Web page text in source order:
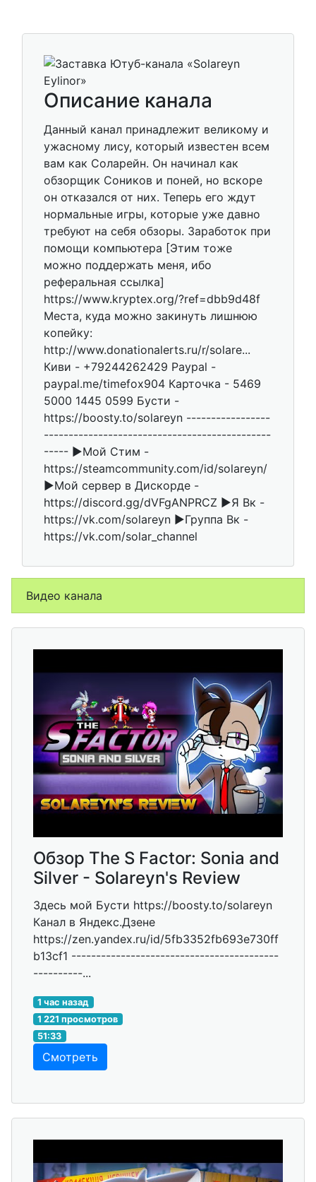
Описание канала
Данный канал принадлежит великому и
ужасному лису, который известен всем
вам как Соларейн. Он начинал как
обзорщик Соников и поней, но вскоре
он отказался от них. Теперь его ждут
нормальные игры, которые уже давно
требуют на себя обзоры. Заработок при
помощи компьютера [Этим тоже
можно поддержать меня, ибо
реферальная ссылка]
https://www.kryptex.org/?ref=dbb9d48f
Места, куда можно закинуть лишнюю
копейку:
http://www.donationalerts.ru/r/solare...
Киви - +79244262429 Paypal -
paypal.me/timefox904 Карточка - 5469
5000 1445 0599 Бусти -
https://boosty.to/solareyn -----------------
----------------------------------------------
----- ►Мой Стим -
https://steamcommunity.com/id/solareyn/
►Мой сервер в Дискорде -
https://discord.gg/dVFgANPRCZ ►Я Вк -
https://vk.com/solareyn ►Группа Вк -
https://vk.com/solar_channel
Видео канала
Обзор The S Factor: Sonia and
Silver - Solareyn's Review
Здесь мой Бусти https://boosty.to/solareyn
Канал в Яндекс.Дзене
https://zen.yandex.ru/id/5fb3352fb693e730ff
b13cf1 ------------------------------------------
----------...
1 час назад
1 221 просмотров
51:33
Смотреть